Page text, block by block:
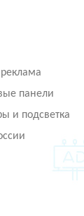
панели
и подсветка